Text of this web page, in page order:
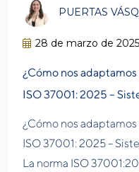
PUERTAS
28 de marzo de 2025
¿Cómo nos
ISO 37001: 2025 –
¿Cómo nos
ISO 37001: 2025 –
La norma ISO